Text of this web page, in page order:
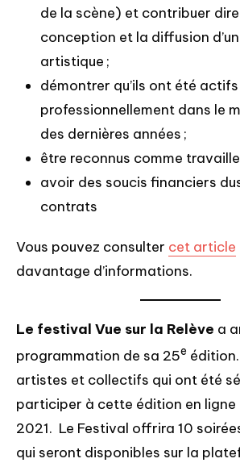
de la scène) et contribuer
conception et la diffusion
artistique ;
démontrer qu’ils ont été actifs
professionnellement dans le
des dernières années ;
être reconnus comme
avoir des soucis financiers
contrats
Vous pouvez consulter cet article
davantage d’informations.
Le festival Vue sur la Relève a
programmation de sa 25e
artistes et collectifs qui ont été
participer à cette édition en ligne
2021. Le Festival offrira 10
qui seront disponibles sur la